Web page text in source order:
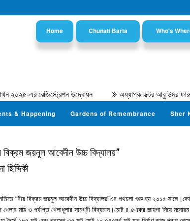
Home Chunati Barta Who's
এর রেজিস্ট্রেশন উদ্বোধন অধ্যাপক ডক্টর আবু উমর ফারূক
& Happening Gardens of Remembrance Sher
বিক্রম জয়নুল আবেদীন উচ্চ বিদ্যালয়”
ছিদ্দিকী
“বীর বিক্রম জয়নুল আবেদীন উচ্চ বিদ্যালয়”এর পথচলা শুরু হয় ২০১৫
মাঠ ও পর্যাপ্ত খেলাধূলার সামগ্রী বিদ্যমান।মোট ৪.৫একর জায়গা নিয়ে